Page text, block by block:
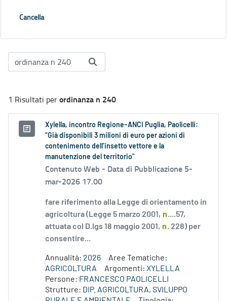
Cancella
1 Risultati perordinanza n 240
Xylella, incontro Regione–ANCI Puglia, Paolicelli:
“Già disponibili 3 milioni di euro per azioni di
contenimento dell’insetto vettore e la
manutenzione del territorio"
Contenuto Web - Data di Pubblicazione 5-
mar-2026 17.00
fare riferimento alla Legge di orientamento in
agricoltura (Legge 5 marzo 2001, n....57,
attuata col D.lgs 18 maggio 2001, n. 228) per
consentire...
Annualità: 2026
Aree Tematiche:
AGRICOLTURA
Argomenti: XYLELLA
Persone: FRANCESCO PAOLICELLI
Strutture: DIP. AGRICOLTURA, SVILUPPO